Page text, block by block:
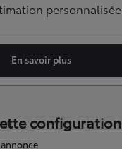
personnalisée
En savoir plus
configuration